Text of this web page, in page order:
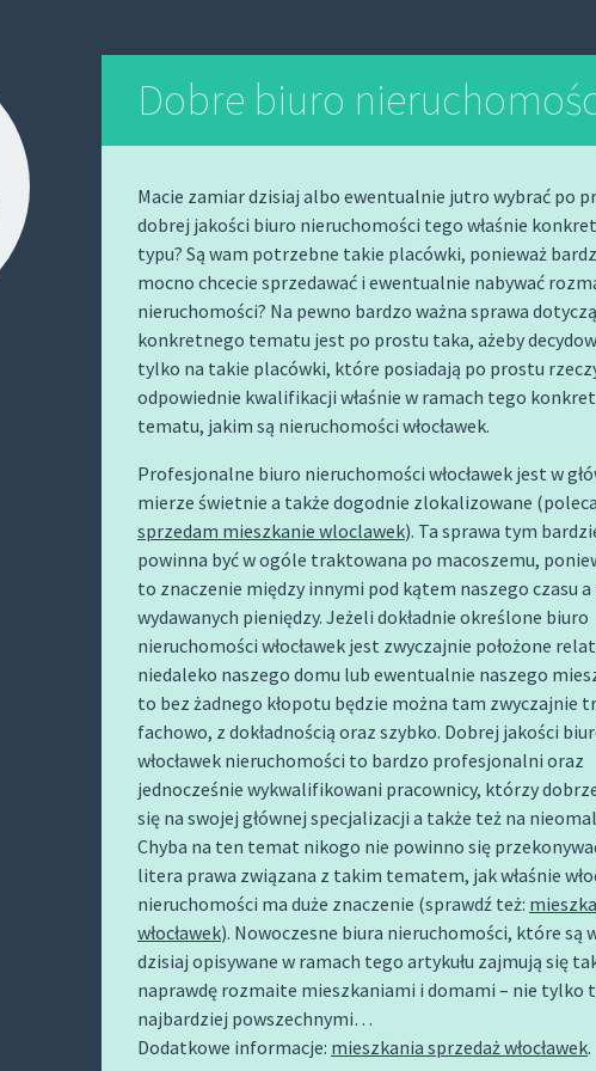
Dobre biuro
Macie zamiar dzisiaj albo ewentualnie jutro wybrać po
dobrej jakości biuro nieruchomości tego właśnie
typu? Są wam potrzebne takie placówki, ponieważ
mocno chcecie sprzedawać i ewentualnie nabywać
nieruchomości? Na pewno bardzo ważna sprawa
konkretnego tematu jest po prostu taka, ażeby
tylko na takie placówki, które posiadają po prostu
odpowiednie kwalifikacji właśnie w ramach tego
tematu, jakim są nieruchomości włocławek.
Profesjonalne biuro nieruchomości włocławek jest w
mierze świetnie a także dogodnie zlokalizowane
sprzedam mieszkanie wloclawek). Ta sprawa tym
powinna być w ogóle traktowana po macoszemu,
to znaczenie między innymi pod kątem naszego czasu a
wydawanych pieniędzy. Jeżeli dokładnie określone biuro
nieruchomości włocławek jest zwyczajnie położone
niedaleko naszego domu lub ewentualnie naszego
to bez żadnego kłopotu będzie można tam zwyczajnie
fachowo, z dokładnością oraz szybko. Dobrej jakości
włocławek nieruchomości to bardzo profesjonalni oraz
jednocześnie wykwalifikowani pracownicy, którzy
się na swojej głównej specjalizacji a także też na
Chyba na ten temat nikogo nie powinno się
litera prawa związana z takim tematem, jak właśnie
nieruchomości ma duże znaczenie (sprawdź też:
włocławek). Nowoczesne biura nieruchomości, które są
dzisiaj opisywane w ramach tego artykułu zajmują się
naprawdę rozmaite mieszkaniami i domami – nie tylko
najbardziej powszechnymi…
Dodatkowe informacje: mieszkania sprzedaż włocławek.